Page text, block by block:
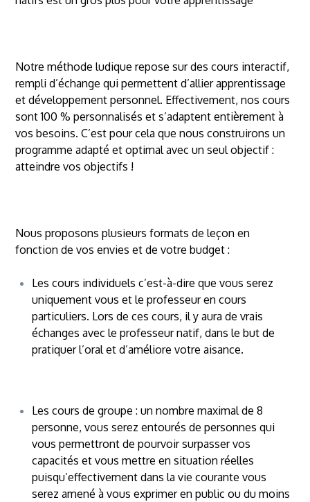
Notre méthode ludique repose sur des cours interactif,
rempli d’échange qui permettent d’allier apprentissage
et développement personnel. Effectivement, nos cours
sont 100 % personnalisés et s’adaptent entièrement à
vos besoins. C’est pour cela que nous construirons un
programme adapté et optimal avec un seul objectif :
atteindre vos objectifs !
Nous proposons plusieurs formats de leçon en
fonction de vos envies et de votre budget :
Les cours individuels c’est-à-dire que vous serez
uniquement vous et le professeur en cours
particuliers. Lors de ces cours, il y aura de vrais
échanges avec le professeur natif, dans le but de
pratiquer l’oral et d’améliore votre aisance.
Les cours de groupe : un nombre maximal de 8
personne, vous serez entourés de personnes qui
vous permettront de pourvoir surpasser vos
capacités et vous mettre en situation réelles
puisqu’effectivement dans la vie courante vous
serez amené à vous exprimer en public ou du moins